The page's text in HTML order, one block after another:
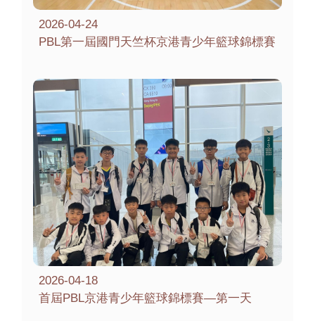
2026-04-24
PBL第一屆國門天竺杯京港青少年籃球錦標賽
2026-04-18
首屆PBL京港青少年籃球錦標賽—第一天